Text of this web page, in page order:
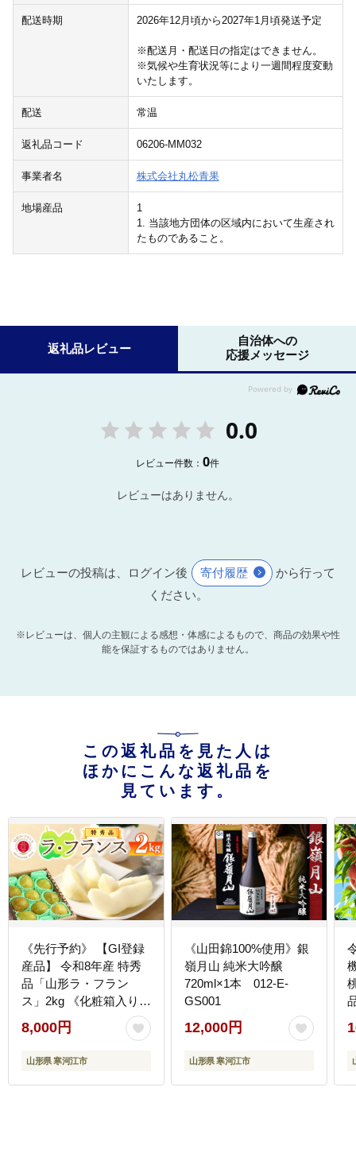
配送時期 2026年12月頃から2027年1月頃発送予定
※配送月・配送日の指定はできません。
※気候や生育状況等により一週間程度変動
いたします。
配送 常温
返礼品コード 06206-MM032
事業者名 株式会社丸松青果
地場産品
1
1. 当該地方団体の区域内において生産され
たものであること。
返礼品レビュー
自治体への
応援メッセージ
0.0
レビュー件数：0件
レビューはありません。
レビューの投稿は、ログイン後 寄付履歴
から行って
ください。
※レビューは、個人の主観による感想・体感によるもので、商品の効果や性
能を保証するものではありません。
この返礼品を見た人は
ほかにこんな返礼品を
見ています。
《先行予約》 【GI登録
産品】 令和8年産 特秀
品「山形ラ・フラン
ス」2kg 《化粧箱入り》
L - 5L サイズおまかせ
山形県産 2026年産
【2026年11月中旬頃か
008-B-AF017
8,000円
山形県 寒河江市
《山田錦100%使用》銀
嶺月山 純米大吟醸
720ml×1本 012-E-
GS001
12,000円
山形県 寒河江市